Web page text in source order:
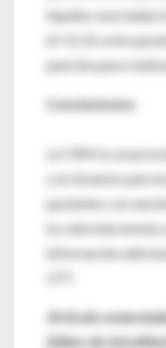
líquidos asociadas
(n=1). En ocho
punción para
Conclusiones:
La CRM es un
y no invasivo para
pacientes con una
la colecistectomía
información
Artículo
Editor de